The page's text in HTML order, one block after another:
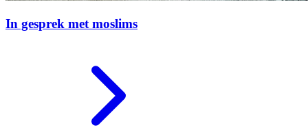
In gesprek met moslims